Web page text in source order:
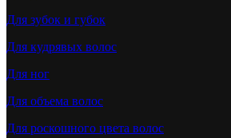
Для зубок и губок
Для кудрявых волос
Для ног
Для объема волос
Для роскошного цвета волос